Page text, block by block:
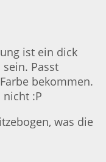
ist ein dick
Passt
bekommen.
:P
was die